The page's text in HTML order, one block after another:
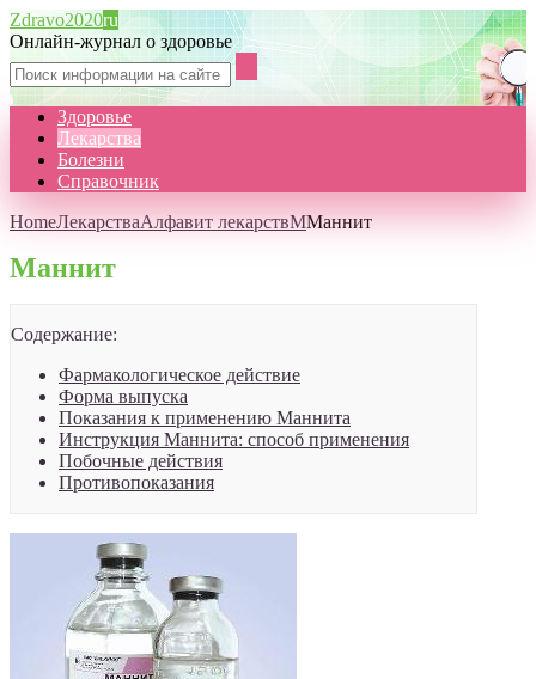
Zdravo2020ru
Онлайн-журнал о здоровье
Здоровье
Лекарства
Болезни
Справочник
HomeЛекарстваАлфавит лекарствММаннит
Маннит
Содержание:
Фармакологическое действие
Форма выпуска
Показания к применению Маннита
Инструкция Маннита: способ применения
Побочные действия
Противопоказания